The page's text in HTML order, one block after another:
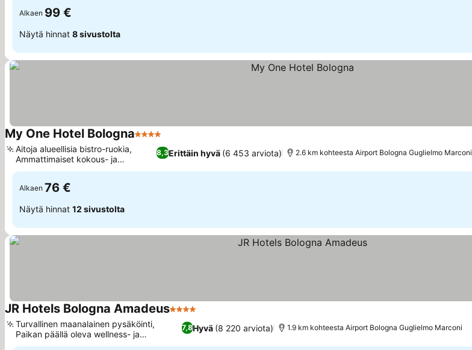
Alkaen 99 €
Näytä hinnat 8 sivustolta
My One Hotel Bologna4 Tähtiluokitus
8,3Erittäin hyvä (6 453 arviota)
Aitoja alueellisia bistro-ruokia,
Ammattimaiset kokous- ja
tapahtumatilat
2.6 km kohteesta Airport Bologna Guglielmo Marconi
Alkaen 76 €
Näytä hinnat 12 sivustolta
JR Hotels Bologna Amadeus4 Tähtiluokitus
7,8Hyvä (8 220 arviota)
Turvallinen maanalainen pysäköinti,
Paikan päällä oleva wellness- ja
kuntokeskus
1.9 km kohteesta Airport Bologna Guglielmo Marconi